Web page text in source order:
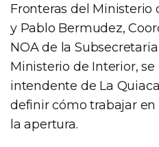
Fronteras del Ministerio
y Pablo Bermudez,
NOA de la
Ministerio de Interior, se
intendente de La
definir cómo trabajar
la apertura.